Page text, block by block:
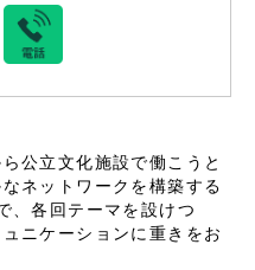
公立文化施設で働こうと
ネットワークを構築する
、各回テーマを設けつ
ニケーションに重きをお